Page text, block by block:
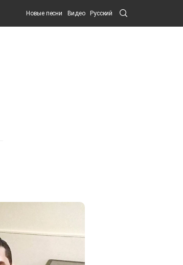
Новые песни Видео Русский Search
Submit